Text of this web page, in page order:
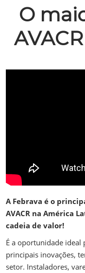
O
A Febrava é o
AVACR na América
cadeia de valor!
É a oportunidade ideal
principais inovações,
setor. Instaladores,